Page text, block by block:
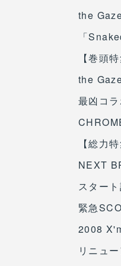
the
「
【巻頭特
the
最凶コ
【総力特
NEXT
スター
緊急
2008
リニュ